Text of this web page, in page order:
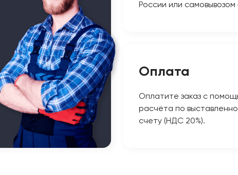
России или
Оплата
Оплатите заказ с
расчёта по
счету (НДС 20%).